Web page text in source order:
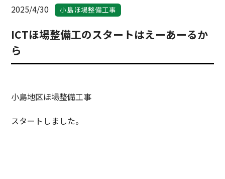
2025/4/30 小島ほ場整備工事
ICTほ場整備工のスタートはえーあーるか
ら
小島地区ほ場整備工事
スタートしました。